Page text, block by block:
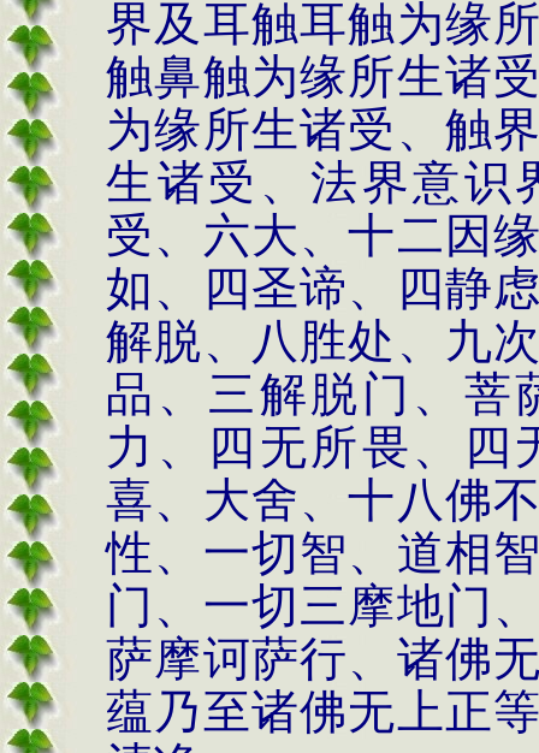
界及耳触耳触为缘
触鼻触为缘所生诸
为缘所生诸受、触
生诸受、法界意识
受、六大、十二因
如、四圣谛、四静
解脱、八胜处、九
品、三解脱门、菩
力、四无所畏、四
喜、大舍、十八佛
性、一切智、道相
门、一切三摩地门
萨摩诃萨行、诸佛
蕴乃至诸佛无上正